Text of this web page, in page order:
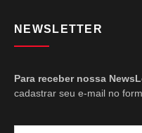
NEWSLETTER
Para receber nossa
cadastrar seu e-mail no